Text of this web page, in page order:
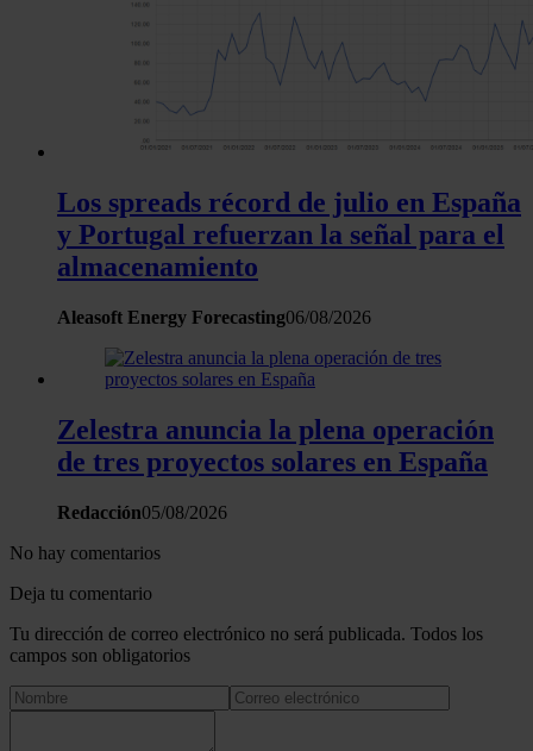
Los spreads récord de julio en España
y Portugal refuerzan la señal para el
almacenamiento
Aleasoft Energy Forecasting06/08/2026
Zelestra anuncia la plena operación
de tres proyectos solares en España
Redacción05/08/2026
No hay comentarios
Deja tu comentario
Tu dirección de correo electrónico no será publicada. Todos los
campos son obligatorios